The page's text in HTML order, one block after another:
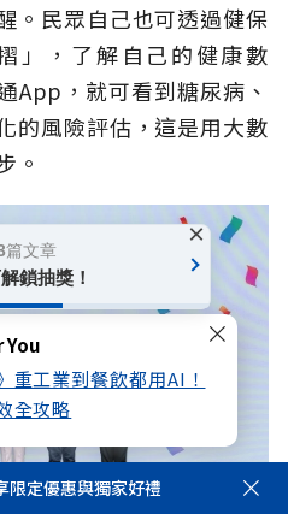
You
重工業到餐飲都用AI！
全攻略
。民眾自己也可透過健保
」，了解自己的健康數
App，就可看到糖尿病、
的風險評估，這是用大數
。
限定優惠與獨家好禮
篇文章
鎖抽獎！
×